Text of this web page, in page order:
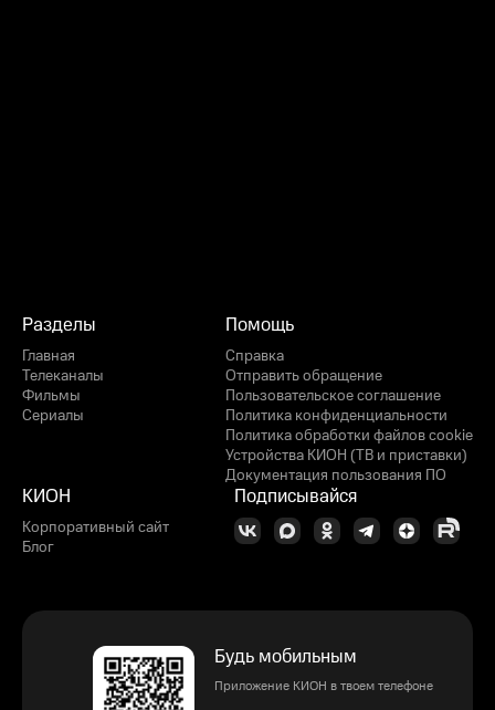
Разделы
Главная
Телеканалы
Фильмы
Сериалы
Помощь
Справка
Отправить обращение
Пользовательское соглашение
Политика конфиденциальности
Политика обработки файлов cookie
Устройства КИОН (ТВ и приставки)
Документация пользования ПО
КИОН
Корпоративный сайт
Блог
Подписывайся
Будь мобильным
Приложение КИОН в твоем телефоне